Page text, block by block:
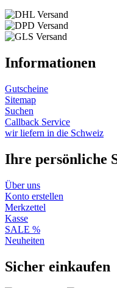
Informationen
Gutscheine
Sitemap
Suchen
Callback Service
wir liefern in die Schweiz
Ihre persönliche
Über uns
Konto erstellen
Merkzettel
Kasse
SALE %
Neuheiten
Sicher einkaufen